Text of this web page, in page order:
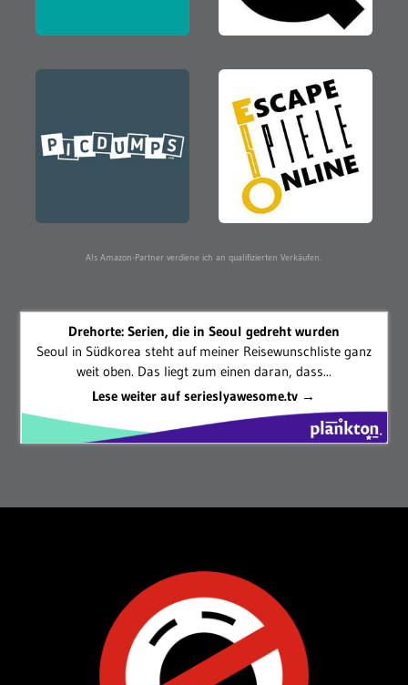
Als Amazon-Partner verdiene ich an qualifizierten Verkäufen.
Drehorte: Serien, die in Seoul gedreht wurden
Seoul in Südkorea steht auf meiner Reisewunschliste ganz
weit oben. Das liegt zum einen daran, dass...
Lese weiter auf serieslyawesome.tv →